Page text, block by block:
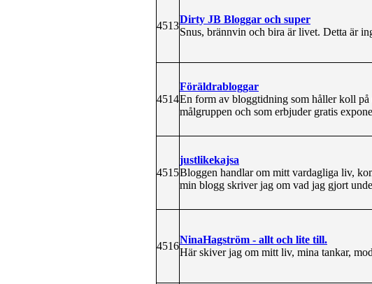
4513
Dirty JB Bloggar och super
Snus, brännvin och bira är livet. Detta är
4514
Föräldrabloggar
En form av bloggtidning som håller koll
målgruppen och som erbjuder gratis
4515
justlikekajsa
Bloggen handlar om mitt vardagliga liv,
min blogg skriver jag om vad jag gjort
4516
NinaHagström - allt och lite till.
Här skiver jag om mitt liv, mina tankar,